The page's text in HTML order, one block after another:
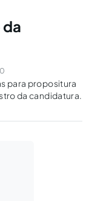
para propositura
da candidatura.